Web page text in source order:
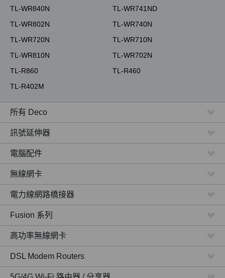
TL-WR840N
TL-WR741ND
TL-WR802N
TL-WR740N
TL-WR720N
TL-WR710N
TL-WR810N
TL-WR702N
TL-R860
TL-R460
TL-R402M
所有 Deco
訊號延伸器
電腦配件
無線網卡
電力線網路橋接器
Fusion 系列
高功率無線網卡
DSL Modem Routers